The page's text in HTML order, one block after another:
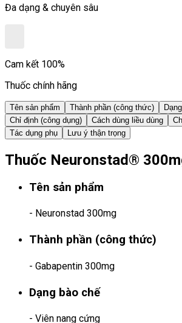
Đa dạng & chuyên sâu
Cam kết 100%
Thuốc chính hãng
Tên sản phẩm Thành phần (công thức)
Chỉ định (công dụng)
Cách dùng liều dùng
Tác dụng phụ
Lưu ý thận trọng
Thuốc Neuronstad®
Tên sản phẩm
- Neuronstad 300mg
Thành phần (công thức)
- Gabapentin 300mg
Dạng bào chế
- Viên nang cứng